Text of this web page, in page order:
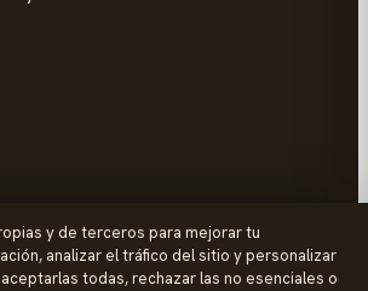
y de terceros para mejorar tu
analizar el tráfico del sitio y personalizar
todas, rechazar las no esenciales o